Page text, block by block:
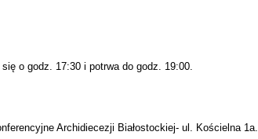
o godz. 17:30 i potrwa do godz. 19:00.
Archidiecezji Białostockiej- ul. Kościelna 1a.